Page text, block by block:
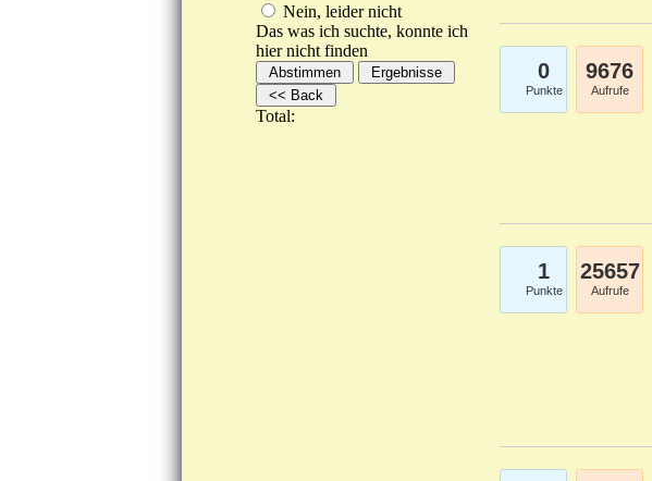
Nein, leider nicht
Das was ich suchte, konnte ich
hier nicht finden
Total:
0
Punkte
9676
Aufrufe
1
Punkte
25657
Aufrufe